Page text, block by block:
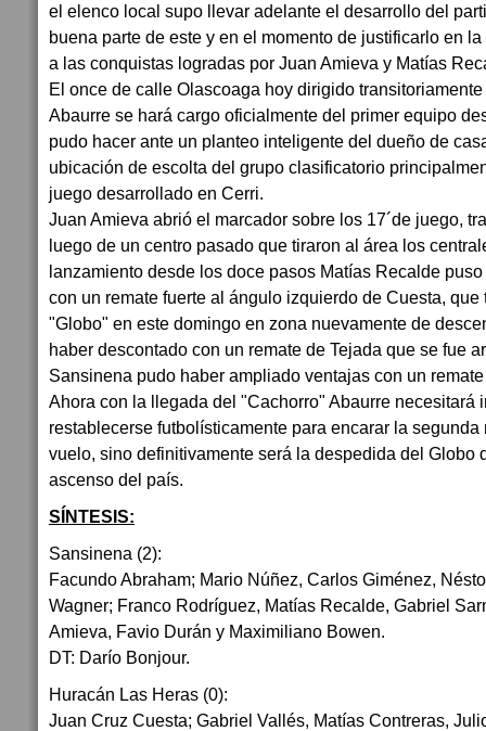
el elenco local supo llevar adelante el desarrollo del
buena parte de este y en el momento de justificarlo en
a las conquistas logradas por Juan Amieva y Matías
El once de calle Olascoaga hoy dirigido
Abaurre se hará cargo oficialmente del primer equipo
pudo hacer ante un planteo inteligente del dueño de
ubicación de escolta del grupo clasificatorio
juego desarrollado en Cerri.
Juan Amieva abrió el marcador sobre los 17´de juego,
luego de un centro pasado que tiraron al área los
lanzamiento desde los doce pasos Matías Recalde
con un remate fuerte al ángulo izquierdo de Cuesta,
"Globo" en este domingo en zona nuevamente de
haber descontado con un remate de Tejada que se fue
Sansinena pudo haber ampliado ventajas con un
Ahora con la llegada del "Cachorro" Abaurre necesitará
restablecerse futbolísticamente para encarar la
vuelo, sino definitivamente será la despedida del Globo
ascenso del país.
SÍNTESIS:
Sansinena (2):
Facundo Abraham; Mario Núñez, Carlos Giménez,
Wagner; Franco Rodríguez, Matías Recalde, Gabriel
Amieva, Favio Durán y Maximiliano Bowen.
DT: Darío Bonjour.
Huracán Las Heras (0):
Juan Cruz Cuesta; Gabriel Vallés, Matías Contreras,